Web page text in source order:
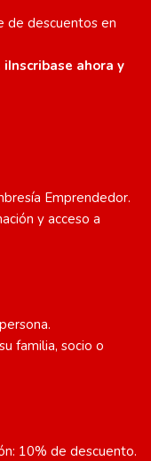
de descuentos en
iInscribase ahora y
Emprendedor.
y acceso a
familia, socio o
10% de descuento.